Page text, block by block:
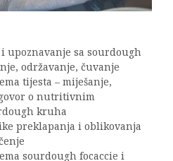
i upoznavanje sa sourdough
održavanje, čuvanje
tijesta – miješanje,
o nutritivnim
kruha
preklapanja i oblikovanja
sourdough focaccie i